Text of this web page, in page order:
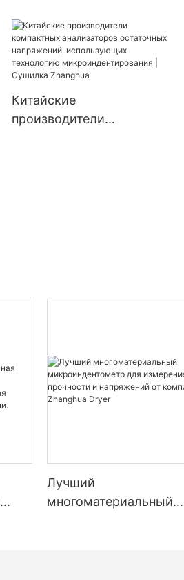
Китайские
производители
Лучший
многоматериальный